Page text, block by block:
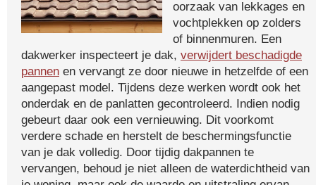
oorzaak van lekkages en
vochtplekken op zolders
of binnenmuren. Een
dakwerker inspecteert je dak, verwijdert beschadigde
pannen en vervangt ze door nieuwe in hetzelfde of een
aangepast model. Tijdens deze werken wordt ook het
onderdak en de panlatten gecontroleerd. Indien nodig
gebeurt daar ook een vernieuwing. Dit voorkomt
verdere schade en herstelt de beschermingsfunctie
van je dak volledig. Door tijdig dakpannen te
vervangen, behoud je niet alleen de waterdichtheid van